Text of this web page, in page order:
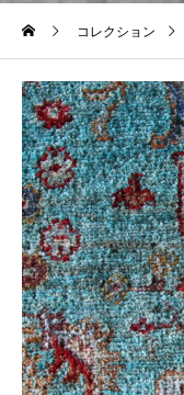
コレクション